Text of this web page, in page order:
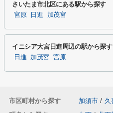
さいたま市北区にある駅から探す
宮原 日進 加茂宮
イニシア大宮日進周辺の駅から探す
日進 加茂宮 宮原
市区町村から探す 加須市 / 久